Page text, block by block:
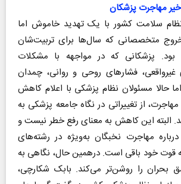
مهاجرت پزشکان
سلامت کشور با یک تهدید خاموش اما
متخصصانی که سال‌ها برای تربیت‌شان
بود. پزشکانی که در مواجهه با مشکلات
غیرواقعی، فشارهای روحی و روانی، چمدان
حالا مسئولان نظام پزشکی با اعلام کاهش
از تغییراتی در نگاه جامعه پزشکی به
البته این کاهش به معنای رفع خطر نیست و
مهاجرت نخبگان به‌ویژه در رشته‌های
قوت خود باقی است. درهمین حال، نگاهی به
بحران را روشن‌تر می‌کند. بابک شکارچی،